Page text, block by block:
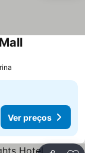
Ver preços
Ver preços